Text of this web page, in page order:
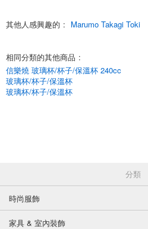
青葉內錦清酒杯 SD 部件號: 12820090
其他人感興趣的 : Marumo Takagi Toki
相同分類的其他商品 :
信樂燒 玻璃杯/杯子/保溫杯 240cc
玻璃杯/杯子/保溫杯
玻璃杯/杯子/保溫杯
分類
時尚服飾
家具 & 室內裝飾